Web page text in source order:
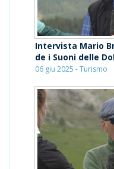
Intervista Mario
de i Suoni delle
06 giu 2025 - Turismo